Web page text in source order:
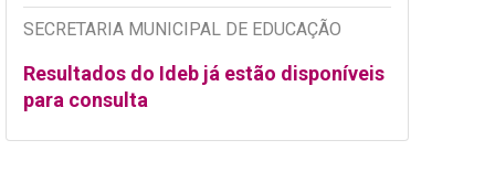
SECRETARIA MUNICIPAL DE EDUCAÇÃO
Resultados do Ideb já estão disponíveis
para consulta